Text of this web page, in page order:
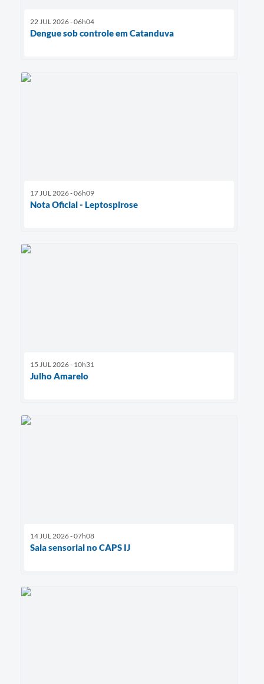
22 JUL 2026 - 06h04
Dengue sob controle em Catanduva
17 JUL 2026 - 06h09
Nota Oficial - Leptospirose
15 JUL 2026 - 10h31
Julho Amarelo
14 JUL 2026 - 07h08
Sala sensorial no CAPS IJ